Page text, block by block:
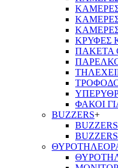
ΚΡΥΦΕΣ
ΠΑΚΕΤΑ
ΦΑΚΟΙ
BUZZERS+